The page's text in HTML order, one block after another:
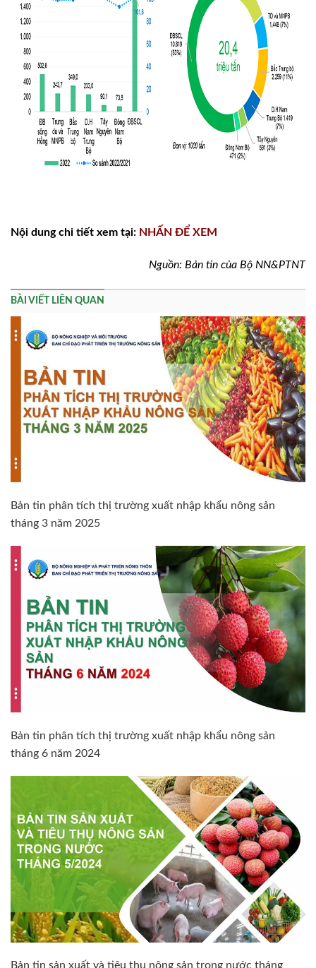
Nội dung chi tiết xem tại: NHẤN ĐỂ XEM
Nguồn: Bản tin của Bộ NN&PTNT
BÀI VIẾT LIÊN QUAN
Bản tin phân tích thị trường xuất nhập khẩu nông sản
tháng 3 năm 2025
Bản tin phân tích thị trường xuất nhập khẩu nông sản
tháng 6 năm 2024
Bản tin sản xuất và tiêu thụ nông sản trong nước tháng